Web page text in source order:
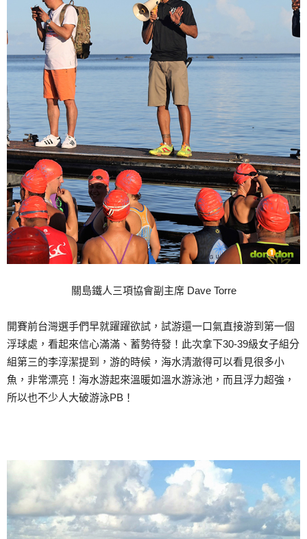
關島鐵人三項協會副主席 Dave Torre
開賽前台灣選手們早就躍躍欲試，試游還一口氣直接游到第一個
浮球處，看起來信心滿滿、蓄勢待發！此次拿下30-39級女子組分
組第三的李淳潔提到，游的時候，海水清澈得可以看見很多小
魚，非常漂亮！海水游起來溫暖如溫水游泳池，而且浮力超強，
所以也不少人大破游泳PB！